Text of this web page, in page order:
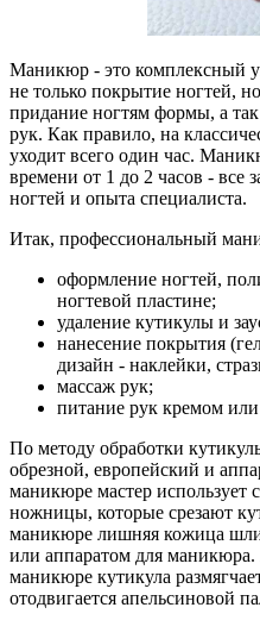
Маникюр - это комплексный
не только покрытие ногтей,
придание ногтям формы, а
рук. Как правило, на
уходит всего один час.
времени от 1 до 2 часов - все
ногтей и опыта специалиста.
Итак, профессиональный
оформление ногтей,
ногтевой пластине;
удаление кутикулы и
нанесение покрытия
дизайн - наклейки,
массаж рук;
питание рук кремом
По методу обработки
обрезной, европейский и
маникюре мастер использует
ножницы, которые срезают
маникюре лишняя кожица
или аппаратом для
маникюре кутикула
отодвигается апельсиновой